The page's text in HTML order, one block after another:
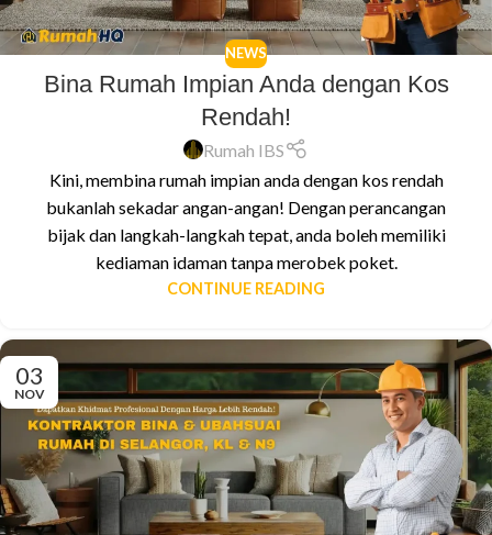
NEWS
Bina Rumah Impian Anda dengan Kos
Rendah!
Rumah IBS
Kini, membina rumah impian anda dengan kos rendah
bukanlah sekadar angan-angan! Dengan perancangan
bijak dan langkah-langkah tepat, anda boleh memiliki
kediaman idaman tanpa merobek poket.
CONTINUE READING
03
NOV